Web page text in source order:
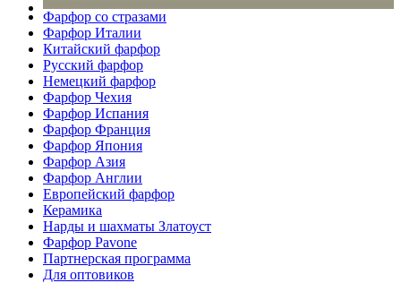
Фарфор со стразами
Фарфор Италии
Китайский фарфор
Русский фарфор
Немецкий фарфор
Фарфор Чехия
Фарфор Испания
Фарфор Франция
Фарфор Япония
Фарфор Азия
Фарфор Англии
Европейский фарфор
Керамика
Нарды и шахматы Златоуст
Фарфор Pavone
Партнерская программа
Для оптовиков